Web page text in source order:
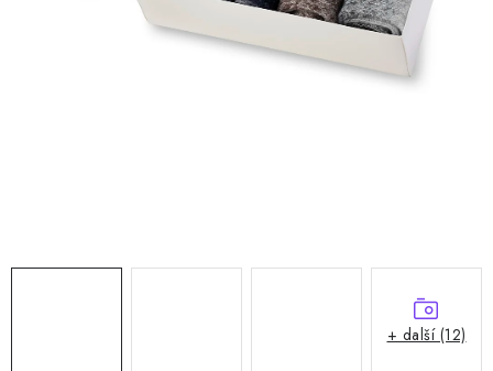
+ další (12)